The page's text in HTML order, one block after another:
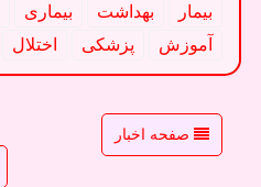
بیمار بهداشت بیماری
آموزش
پزشكی اختلال
صفحه اخبار